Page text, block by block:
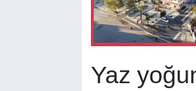
Yaz